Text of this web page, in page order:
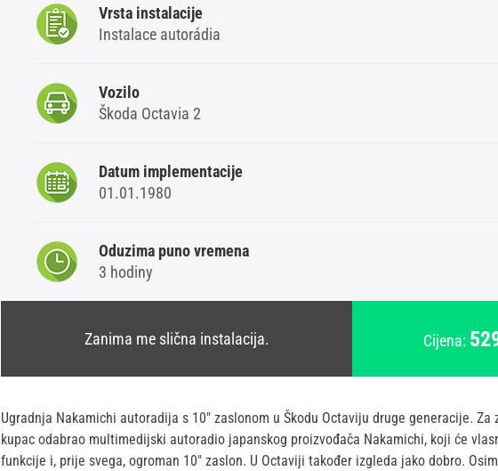
Vrsta instalacije
Instalace autorádia
Vozilo
Škoda Octavia 2
Datum implementacije
01.01.1980
Oduzima puno vremena
3 hodiny
Zanima me slična instalacija. Cijena:
Ugradnja Nakamichi autoradija s 10" zaslonom u Škodu Octaviju druge generacije.
kupac odabrao multimedijski autoradio japanskog proizvođača Nakamichi, koji će
funkcije i, prije svega, ogroman 10" zaslon. U Octaviji također izgleda jako dobro.